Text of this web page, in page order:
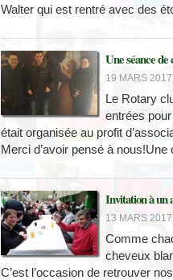
Walter qui est rentré avec des
Une séance
19 MARS
Le Rotary
entrées
était organisée au profit
Merci d’avoir pensé à nous!Une
Invitation à un
13 MARS
Comme
cheveux
C’est l’occasion de retrouver